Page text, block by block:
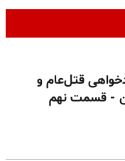
قتل‌عام و
- قسمت نهم